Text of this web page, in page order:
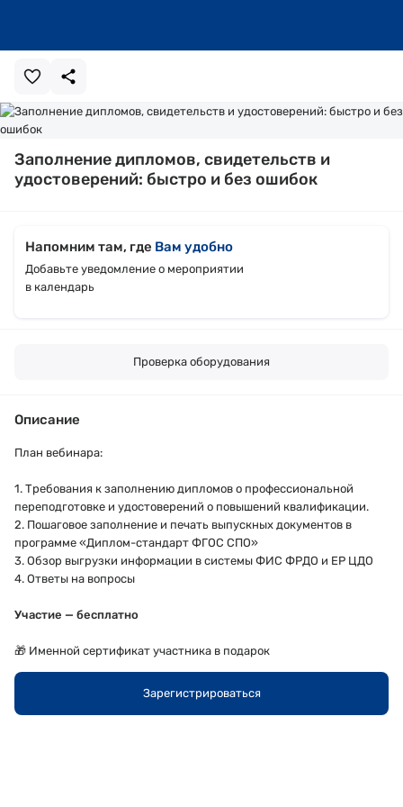
Заполнение дипломов, свидетельств и
удостоверений: быстро и без ошибок
Напомним там, где Вам удобно
Добавьте уведомление о мероприятии
в календарь
Проверка оборудования
Описание
План вебинара:
1. Требования к заполнению дипломов о профессиональной
переподготовке и удостоверений о повышений квалификации.
2. Пошаговое заполнение и печать выпускных документов в
программе «Диплом-стандарт ФГОС СПО»
3. Обзор выгрузки информации в системы ФИС ФРДО и ЕР ЦДО
4. Ответы на вопросы
Участие — бесплатно
🎁 Именной сертификат участника в подарок
Зарегистрироваться